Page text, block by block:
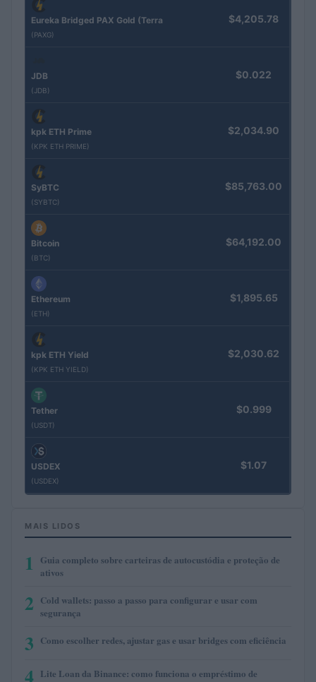
Eureka Bridged PAX Gold (Terra
(PAXG)
$4,205.78
JDB
(JDB)
$0.022
kpk ETH Prime
(KPK ETH PRIME)
$2,034.90
SyBTC
(SYBTC)
$85,763.00
Bitcoin
(BTC)
$64,192.00
Ethereum
(ETH)
$1,895.65
kpk ETH Yield
(KPK ETH YIELD)
$2,030.62
Tether
(USDT)
$0.999
USDEX
(USDEX)
$1.07
MAIS LIDOS
1
Guia completo sobre carteiras de autocustódia e proteção de
ativos
2 Cold wallets: passo a passo para configurar e usar com
segurança
3 Como escolher redes, ajustar gas e usar bridges com eficiência
4 Lite Loan da Binance: como funciona o empréstimo de